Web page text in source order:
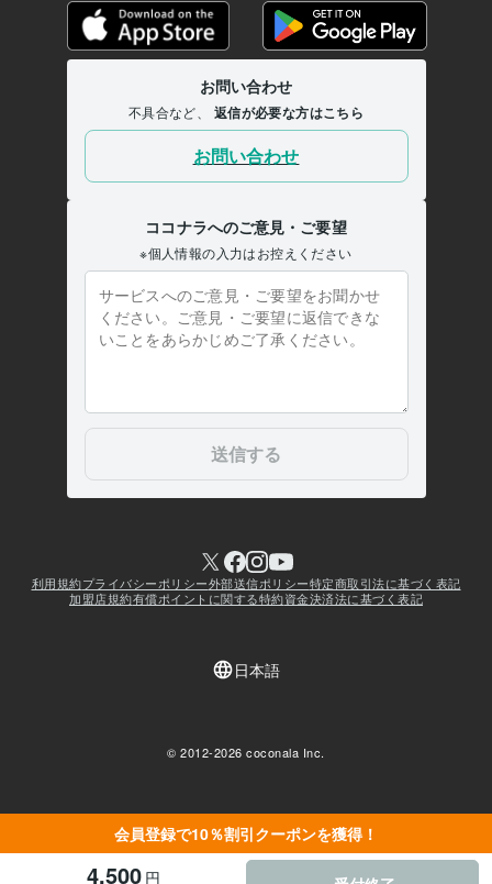
会員登録で10％割引クーポンを獲得！
4,500 円